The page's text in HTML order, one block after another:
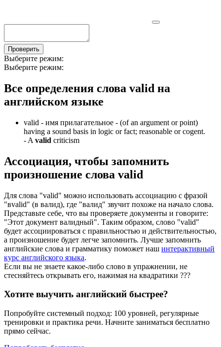
Проверить
Выберите режим:
Выберите режим:
Все определения слова valid на
английском языке
valid - имя прилагательное - (of an argument or point)
having a sound basis in logic or fact; reasonable or cogent.
- A valid criticism
Ассоциация, чтобы запомнить
произношение слова valid
Для слова "valid" можно использовать ассоциацию с фразой
"вvalid" (в валид), где "валид" звучит похоже на начало слова.
Представьте себе, что вы проверяете документы и говорите:
"Этот документ валидный". Таким образом, слово "valid"
будет ассоциироваться с правильностью и действительностью,
а произношение будет легче запомнить. Лучше запомнить
английские слова и грамматику поможет наш интерактивный
курс английского языка.
Если вы не знаете какое-либо слово в упражнении, не
стесняйтесь открывать его, нажимая на квадратики ???
Хотите выучить английский быстрее?
Попробуйте системный подход: 100 уровней, регулярные
тренировки и практика речи. Начните заниматься бесплатно
прямо сейчас.